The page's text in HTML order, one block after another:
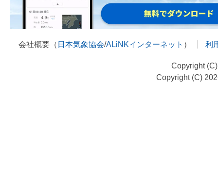
会社概要（ 日本気象協会/ALiNKインターネット ） 利
Copyright
Copyright (C)